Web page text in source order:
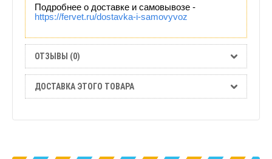
Подробнее о доставке и самовывозе -
https://fervet.ru/dostavka-i-samovyvoz
ОТЗЫВЫ (0)
ДОСТАВКА ЭТОГО ТОВАРА